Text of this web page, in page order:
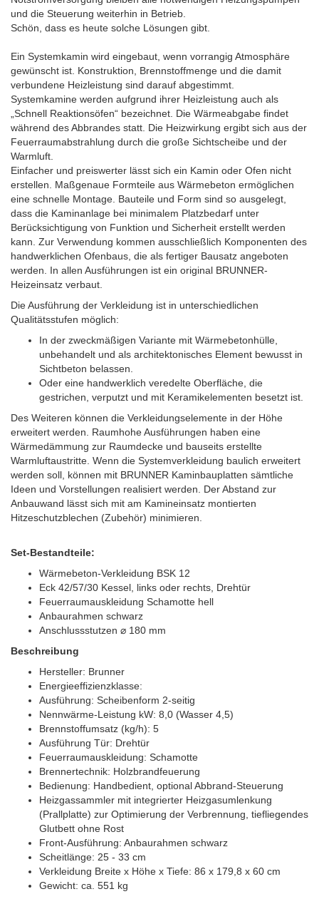
und die Steuerung weiterhin in Betrieb.
Schön, dass es heute solche Lösungen gibt.
Ein Systemkamin wird eingebaut, wenn vorrangig Atmosphäre
gewünscht ist. Konstruktion, Brennstoffmenge und die damit
verbundene Heizleistung sind darauf abgestimmt.
Systemkamine werden aufgrund ihrer Heizleistung auch als
„Schnell Reaktionsöfen“ bezeichnet. Die Wärmeabgabe findet
während des Abbrandes statt. Die Heizwirkung ergibt sich aus der
Feuerraumabstrahlung durch die große Sichtscheibe und der
Warmluft.
Einfacher und preiswerter lässt sich ein Kamin oder Ofen nicht
erstellen. Maßgenaue Formteile aus Wärmebeton ermöglichen
eine schnelle Montage. Bauteile und Form sind so ausgelegt,
dass die Kaminanlage bei minimalem Platzbedarf unter
Berücksichtigung von Funktion und Sicherheit erstellt werden
kann. Zur Verwendung kommen ausschließlich Komponenten des
handwerklichen Ofenbaus, die als fertiger Bausatz angeboten
werden. In allen Ausführungen ist ein original BRUNNER-
Heizeinsatz verbaut.
Die Ausführung der Verkleidung ist in unterschiedlichen
Qualitätsstufen möglich:
In der zweckmäßigen Variante mit Wärmebetonhülle,
unbehandelt und als architektonisches Element bewusst in
Sichtbeton belassen.
Oder eine handwerklich veredelte Oberfläche, die
gestrichen, verputzt und mit Keramikelementen besetzt ist.
Des Weiteren können die Verkleidungselemente in der Höhe
erweitert werden. Raumhohe Ausführungen haben eine
Wärmedämmung zur Raumdecke und bauseits erstellte
Warmluftaustritte. Wenn die Systemverkleidung baulich erweitert
werden soll, können mit BRUNNER Kaminbauplatten sämtliche
Ideen und Vorstellungen realisiert werden. Der Abstand zur
Anbauwand lässt sich mit am Kamineinsatz montierten
Hitzeschutzblechen (Zubehör) minimieren.
Set-Bestandteile:
Wärmebeton-Verkleidung BSK 12
Eck 42/57/30 Kessel, links oder rechts, Drehtür
Feuerraumauskleidung Schamotte hell
Anbaurahmen schwarz
Anschlussstutzen ⌀ 180 mm
Beschreibung
Hersteller: Brunner
Energieeffizienzklasse:
Ausführung: Scheibenform 2-seitig
Nennwärme-Leistung kW: 8,0 (Wasser 4,5)
Brennstoffumsatz (kg/h): 5
Ausführung Tür: Drehtür
Feuerraumauskleidung: Schamotte
Brennertechnik: Holzbrandfeuerung
Bedienung: Handbedient, optional Abbrand-Steuerung
Heizgassammler mit integrierter Heizgasumlenkung
(Prallplatte) zur Optimierung der Verbrennung, tiefliegendes
Glutbett ohne Rost
Front-Ausführung: Anbaurahmen schwarz
Scheitlänge: 25 - 33 cm
Verkleidung Breite x Höhe x Tiefe: 86 x 179,8 x 60 cm
Gewicht: ca. 551 kg